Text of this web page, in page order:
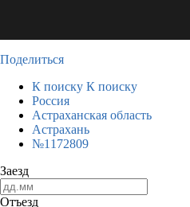
Поделиться
К поиску К поиску
Россия
Астраханская область
Астрахань
№1172809
Заезд
Отъезд